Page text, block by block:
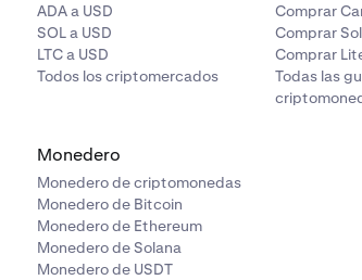
ADA a USD
SOL a USD
LTC a USD
Todos los criptomercados
Comprar
Comprar
Comprar
Todas las
Monedero
Monedero de criptomonedas
Monedero de Bitcoin
Monedero de Ethereum
Monedero de Solana
Monedero de USDT